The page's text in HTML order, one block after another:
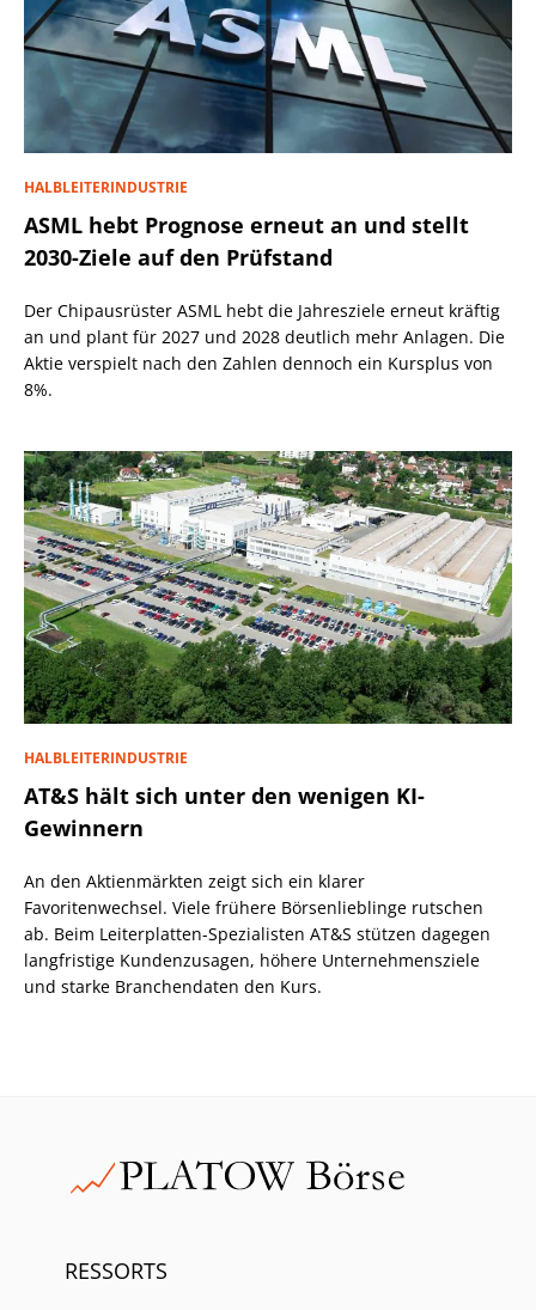
HALBLEITERINDUSTRIE
ASML hebt Prognose erneut an und stellt
2030-Ziele auf den Prüfstand
Der Chipausrüster ASML hebt die Jahresziele erneut kräftig
an und plant für 2027 und 2028 deutlich mehr Anlagen. Die
Aktie verspielt nach den Zahlen dennoch ein Kursplus von
8%.
HALBLEITERINDUSTRIE
AT&S hält sich unter den wenigen KI-
Gewinnern
An den Aktienmärkten zeigt sich ein klarer
Favoritenwechsel. Viele frühere Börsenlieblinge rutschen
ab. Beim Leiterplatten-Spezialisten AT&S stützen dagegen
langfristige Kundenzusagen, höhere Unternehmensziele
und starke Branchendaten den Kurs.
RESSORTS